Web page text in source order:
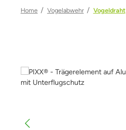
Home / Vogelabwehr / Vogeldraht
Bildergalerie überspringen